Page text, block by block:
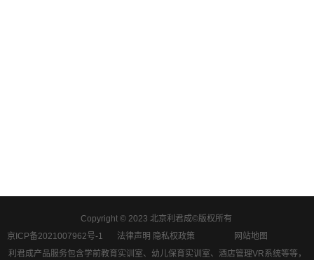
Copyright © 2023 北京利君成©版权所有
京ICP备2021007962号-1
法律声明 隐私权政策
网站地图
利君成产品服务包含学前教育实训室、幼儿保育实训室、酒店管理VR系统等等，